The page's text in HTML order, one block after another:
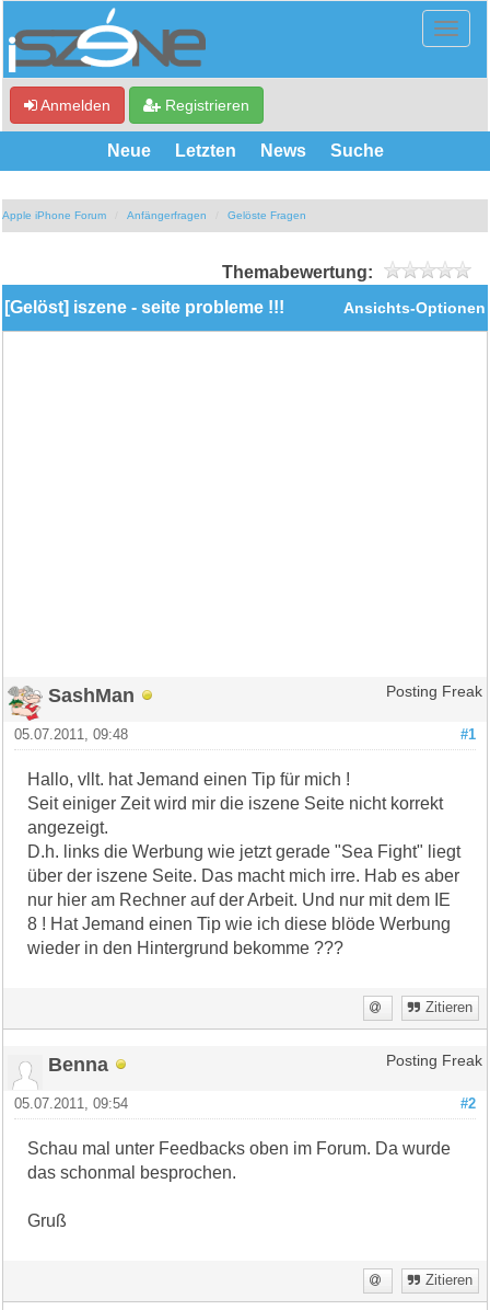
Anmelden Registrieren
Neue Letzten News Suche
Apple iPhone Forum Anfängerfragen Gelöste Fragen
Themabewertung:
Ansichts-Optionen
[Gelöst] iszene - seite probleme !!!
SashMan Posting Freak
#1
05.07.2011, 09:48
Hallo, vllt. hat Jemand einen Tip für mich !
Seit einiger Zeit wird mir die iszene Seite nicht korrekt
angezeigt.
D.h. links die Werbung wie jetzt gerade "Sea Fight" liegt
über der iszene Seite. Das macht mich irre. Hab es aber
nur hier am Rechner auf der Arbeit. Und nur mit dem IE
8 ! Hat Jemand einen Tip wie ich diese blöde Werbung
wieder in den Hintergrund bekomme ???
Zitieren
Benna Posting Freak
#2
05.07.2011, 09:54
Schau mal unter Feedbacks oben im Forum. Da wurde
das schonmal besprochen.
Gruß
Zitieren